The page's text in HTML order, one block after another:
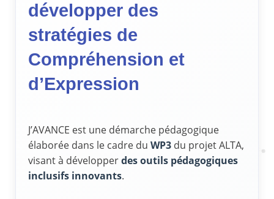
développer des
stratégies de
Compréhension et
d’Expression
J’AVANCE est une démarche pédagogique
élaborée dans le cadre du WP3 du projet ALTA,
visant à développerdes outils pédagogiques
inclusifs innovants.